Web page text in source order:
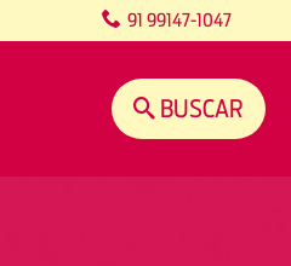
91 99147-1047
BUSCAR